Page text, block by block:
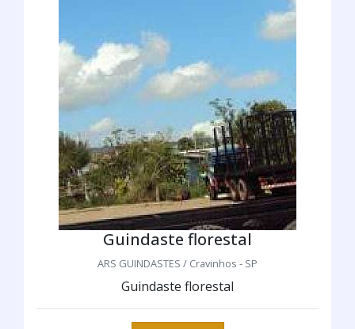
Guindaste florestal
ARS GUINDASTES / Cravinhos - SP
Guindaste florestal